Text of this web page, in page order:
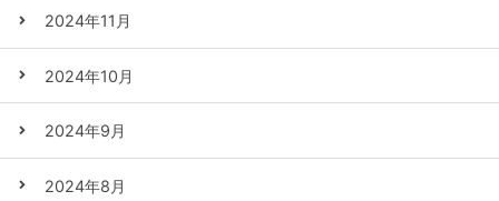
2024年11月
2024年10月
2024年9月
2024年8月